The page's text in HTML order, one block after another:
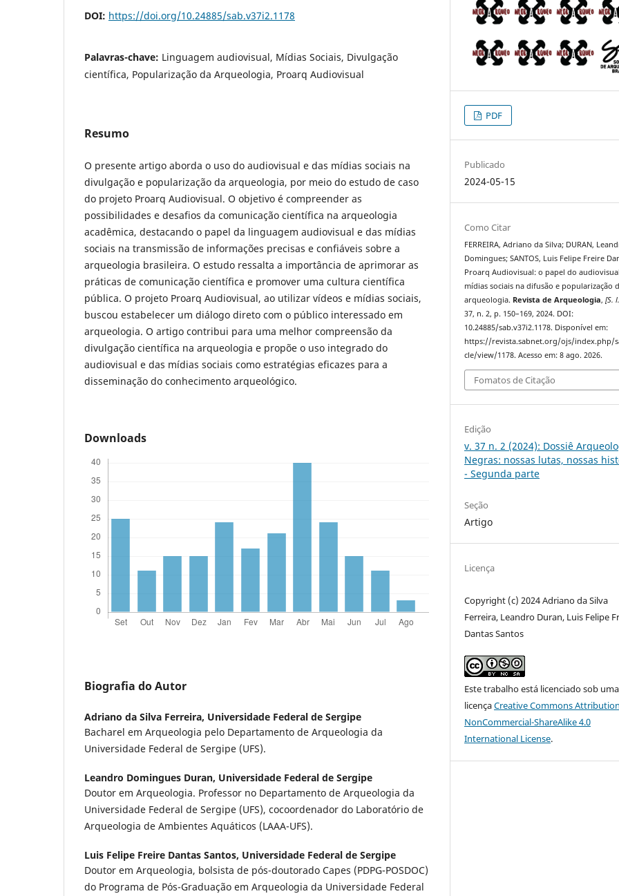
DOI: https://doi.org/10.24885/sab.v37i2.1178
Palavras-chave: Linguagem audiovisual, Mídias Sociais, Divulgação
científica, Popularização da Arqueologia, Proarq Audiovisual
Resumo
O presente artigo aborda o uso do audiovisual e das mídias sociais na
divulgação e popularização da arqueologia, por meio do estudo de caso
do projeto Proarq Audiovisual. O objetivo é compreender as
possibilidades e desafios da comunicação científica na arqueologia
acadêmica, destacando o papel da linguagem audiovisual e das mídias
sociais na transmissão de informações precisas e confiáveis sobre a
arqueologia brasileira. O estudo ressalta a importância de aprimorar as
práticas de comunicação científica e promover uma cultura científica
pública. O projeto Proarq Audiovisual, ao utilizar vídeos e mídias sociais,
buscou estabelecer um diálogo direto com o público interessado em
arqueologia. O artigo contribui para uma melhor compreensão da
divulgação científica na arqueologia e propõe o uso integrado do
audiovisual e das mídias sociais como estratégias eficazes para a
disseminação do conhecimento arqueológico.
Downloads
Biografia do Autor
Adriano da Silva Ferreira, Universidade Federal de Sergipe
Bacharel em Arqueologia pelo Departamento de Arqueologia da
Universidade Federal de Sergipe (UFS).
Leandro Domingues Duran, Universidade Federal de Sergipe
Doutor em Arqueologia. Professor no Departamento de Arqueologia da
Universidade Federal de Sergipe (UFS), cocoordenador do Laboratório de
Arqueologia de Ambientes Aquáticos (LAAA-UFS).
Luis Felipe Freire Dantas Santos, Universidade Federal de Sergipe
Doutor em Arqueologia, bolsista de pós-doutorado Capes (PDPG-POSDOC)
do Programa de Pós-Graduação em Arqueologia da Universidade Federal
PDF
Publicado
2024-05-15
Como Citar
FERREIRA, Adriano da Silva; DURAN,
Domingues; SANTOS, Luis Felipe Freire
Proarq Audiovisual: o papel do
mídias sociais na difusão e popularização
arqueologia. Revista de Arqueologia,[S.
37, n. 2, p. 150–169, 2024. DOI:
10.24885/sab.v37i2.1178. Disponível em:
https://revista.sabnet.org/ojs/index.php/
cle/view/1178. Acesso em: 8 ago. 2026.
Fomatos de Citação
Edição
v. 37 n. 2 (2024): Dossiê
Negras: nossas lutas, nossas
- Segunda parte
Seção
Artigo
Licença
Copyright (c) 2024 Adriano da Silva
Ferreira, Leandro Duran, Luis Felipe
Dantas Santos
Este trabalho está licenciado sob uma
licençaCreative Commons
NonCommercial-ShareAlike 4.0
International License.